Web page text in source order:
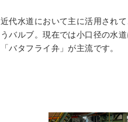
近代水道において主に活用され
うバルブ。現在では小口径の水
「バタフライ弁」が主流です。